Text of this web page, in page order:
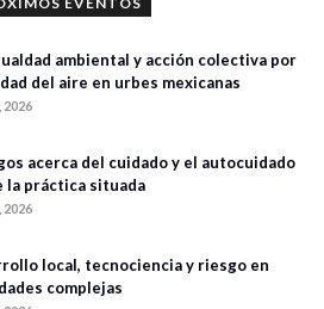
ambiental y acción colectiva por
del aire en urbes mexicanas
2026
acerca del cuidado y el autocuidado
la práctica situada
2026
local, tecnociencia y riesgo en
complejas